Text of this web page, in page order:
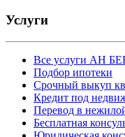
Услуги
Все услуги АН
Подбор ипотеки
Срочный выкуп
Кредит под
Перевод в
Бесплатная